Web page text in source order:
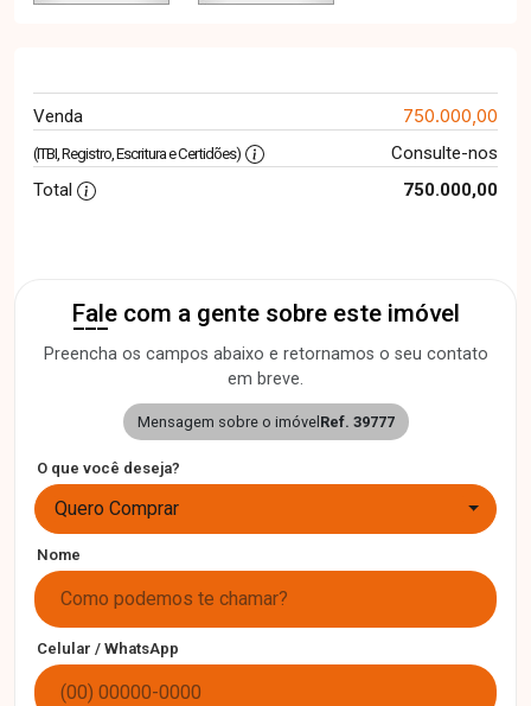
Venda 750.000,00
(ITBI, Registro, Escritura e Certidões)
Consulte-nos
Total
750.000,00
Fale com a gente sobre este imóvel
Preencha os campos abaixo e retornamos o seu contato
em breve.
Mensagem sobre o imóvel Ref. 39777
O que você deseja?
Quero Comprar
Nome
Celular / WhatsApp